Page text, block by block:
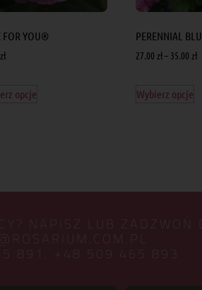
FOR YOU®
zł
opcje
PERENNIAL
27.00 zł– 35.00 zł
Wybierz opcje
NAPISZ LUB ZADZWOŃ
891, +48 509 465 893